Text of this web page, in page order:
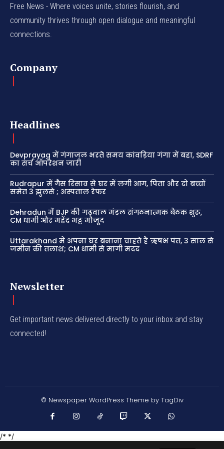
Free News - Where voices unite, stories flourish, and
community thrives through open dialogue and meaningful
connections.
Company
Headlines
Devprayag में गंगाजल भरते समय कांवड़िया गंगा में बहा, SDRF
का सर्च ऑपरेशन जारी
Rudrapur में गैस रिसाव से घर में लगी आग, पिता और दो बच्चों
समेत 3 झुलसे ; अस्पताल रेफर
Dehradun में BJP की गढ़वाल मंडल संगठनात्मक बैठक शुरू,
CM धामी और महेंद्र भट्ट मौजूद
Uttarakhand में अपना घर बनाना चाहते हैं ऋषभ पंत, 3 साल से
जमीन की तलाश; CM धामी से मांगी मदद
Newsletter
Get important news delivered directly to your inbox and stay
connected!
© Newspaper WordPress Theme by TagDiv
/* */